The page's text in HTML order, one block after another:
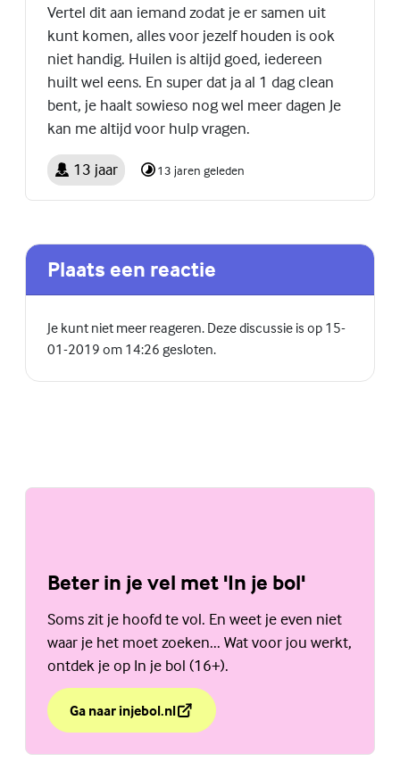
Vertel dit aan iemand zodat je er samen uit
kunt komen, alles voor jezelf houden is ook
niet handig. Huilen is altijd goed, iedereen
huilt wel eens. En super dat ja al 1 dag clean
bent, je haalt sowieso nog wel meer dagen Je
kan me altijd voor hulp vragen.
13 jaar 13 jaren geleden
Plaats een reactie
Je kunt niet meer reageren. Deze discussie is op 15-
01-2019 om 14:26 gesloten.
Beter in je vel met 'In je bol'
Soms zit je hoofd te vol. En weet je even niet
waar je het moet zoeken... Wat voor jou werkt,
ontdek je op In je bol (16+).
Ga naar injebol.nl
over Beter in je vel met 'In je bol'
(Externe link)